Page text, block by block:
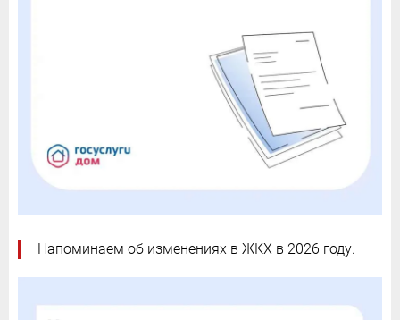
Напоминаем об изменениях в ЖКХ в 2026 году.